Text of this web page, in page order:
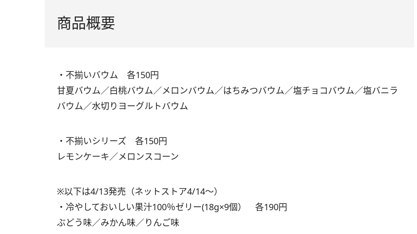
商品概要
・不揃いバウム 各150円
甘夏バウム／白桃バウム／メロンバウム／はちみつバウム／塩チョコバウム／塩バニラ
バウム／水切りヨーグルトバウム
・不揃いシリーズ 各150円
レモンケーキ／メロンスコーン
※以下は4/13発売（ネットストア4/14〜）
・冷やしておいしい果汁100％ゼリー(18g×9個） 各190円
ぶどう味／みかん味／りんご味